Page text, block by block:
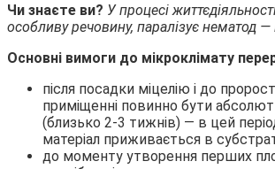
Чи знаєте ви? У процесі
особливу речовину, паралізує нематод
Основні вимоги до мікроклімату
після посадки міцелію і до
приміщенні повинно бути
(близько 2-3 тижнів) — в цей
матеріал приживається в
до моменту утворення перших